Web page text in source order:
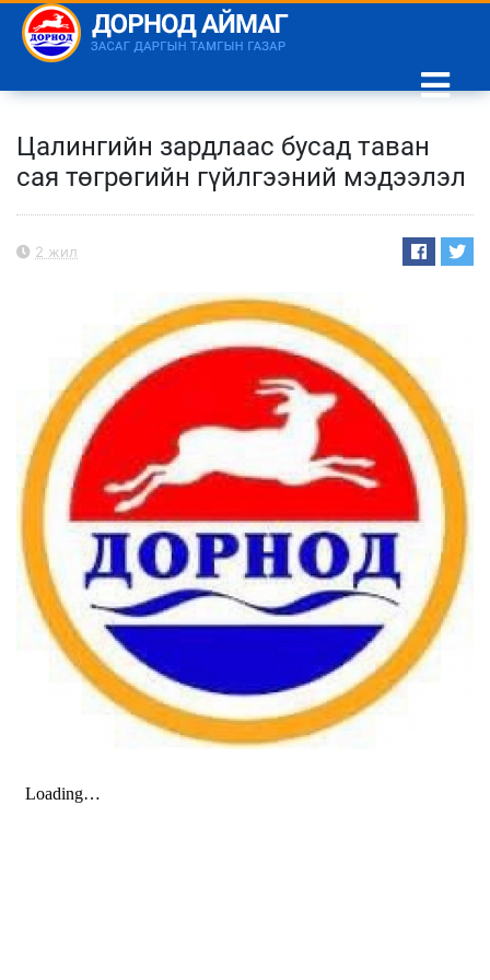
Цалингийн зардлаас бусад таван
сая төгрөгийн гүйлгээний мэдээлэл
2 жил